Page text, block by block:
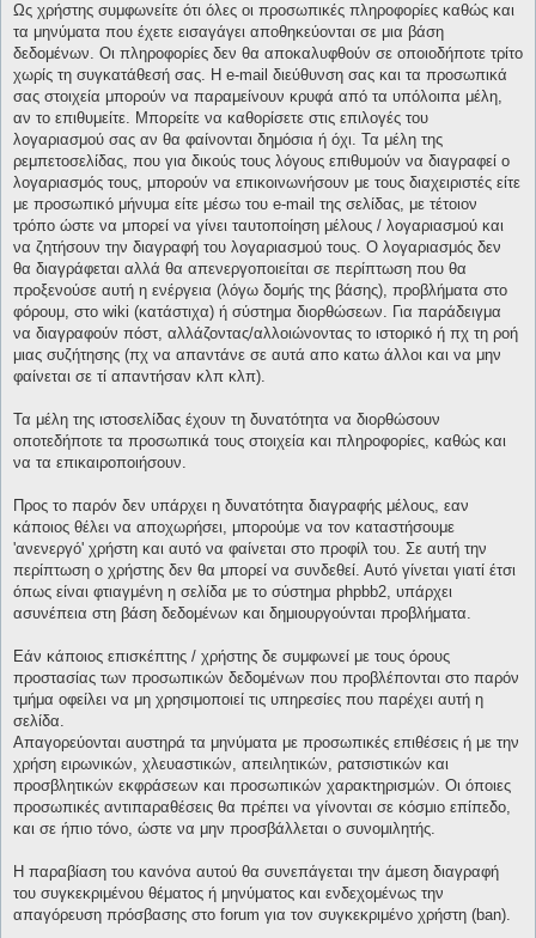
Ως χρήστης συμφωνείτε ότι όλες οι προσωπικές πληροφορίες καθώς και
τα μηνύματα που έχετε εισαγάγει αποθηκεύονται σε μια βάση
δεδομένων. Οι πληροφορίες δεν θα αποκαλυφθούν σε οποιοδήποτε τρίτο
χωρίς τη συγκατάθεσή σας. Η e-mail διεύθυνση σας και τα προσωπικά
σας στοιχεία μπορούν να παραμείνουν κρυφά από τα υπόλοιπα μέλη,
αν το επιθυμείτε. Μπορείτε να καθορίσετε στις επιλογές του
λογαριασμού σας αν θα φαίνονται δημόσια ή όχι. Τα μέλη της
ρεμπετοσελίδας, που για δικούς τους λόγους επιθυμούν να διαγραφεί ο
λογαριασμός τους, μπορούν να επικοινωνήσουν με τους διαχειριστές είτε
με προσωπικό μήνυμα είτε μέσω του e-mail της σελίδας, με τέτοιον
τρόπο ώστε να μπορεί να γίνει ταυτοποίηση μέλους / λογαριασμού και
να ζητήσουν την διαγραφή του λογαριασμού τους. Ο λογαριασμός δεν
θα διαγράφεται αλλά θα απενεργοποιείται σε περίπτωση που θα
προξενούσε αυτή η ενέργεια (λόγω δομής της βάσης), προβλήματα στο
φόρουμ, στο wiki (κατάστιχα) ή σύστημα διορθώσεων. Για παράδειγμα
να διαγραφούν πόστ, αλλάζοντας/αλλοιώνοντας το ιστορικό ή πχ τη ροή
μιας συζήτησης (πχ να απαντάνε σε αυτά απο κατω άλλοι και να μην
φαίνεται σε τί απαντήσαν κλπ κλπ).
Τα μέλη της ιστοσελίδας έχουν τη δυνατότητα να διορθώσουν
οποτεδήποτε τα προσωπικά τους στοιχεία και πληροφορίες, καθώς και
να τα επικαιροποιήσουν.
Προς το παρόν δεν υπάρχει η δυνατότητα διαγραφής μέλους, εαν
κάποιος θέλει να αποχωρήσει, μπορούμε να τον καταστήσουμε
'ανενεργό' χρήστη και αυτό να φαίνεται στο προφίλ του. Σε αυτή την
περίπτωση ο χρήστης δεν θα μπορεί να συνδεθεί. Αυτό γίνεται γιατί έτσι
όπως είναι φτιαγμένη η σελίδα με το σύστημα phpbb2, υπάρχει
ασυνέπεια στη βάση δεδομένων και δημιουργούνται προβλήματα.
Εάν κάποιος επισκέπτης / χρήστης δε συμφωνεί με τους όρους
προστασίας των προσωπικών δεδομένων που προβλέπονται στο παρόν
τμήμα οφείλει να μη χρησιμοποιεί τις υπηρεσίες που παρέχει αυτή η
σελίδα.
Απαγορεύονται αυστηρά τα μηνύματα με προσωπικές επιθέσεις ή με την
χρήση ειρωνικών, χλευαστικών, απειλητικών, ρατσιστικών και
προσβλητικών εκφράσεων και προσωπικών χαρακτηρισμών. Οι όποιες
προσωπικές αντιπαραθέσεις θα πρέπει να γίνονται σε κόσμιο επίπεδο,
και σε ήπιο τόνο, ώστε να μην προσβάλλεται ο συνομιλητής.
Η παραβίαση του κανόνα αυτού θα συνεπάγεται την άμεση διαγραφή
του συγκεκριμένου θέματος ή μηνύματος και ενδεχομένως την
απαγόρευση πρόσβασης στο forum για τον συγκεκριμένο χρήστη (ban).